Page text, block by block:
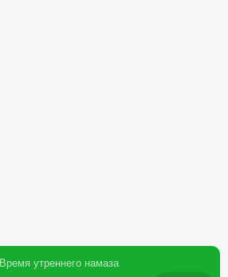
Время утреннего намаза